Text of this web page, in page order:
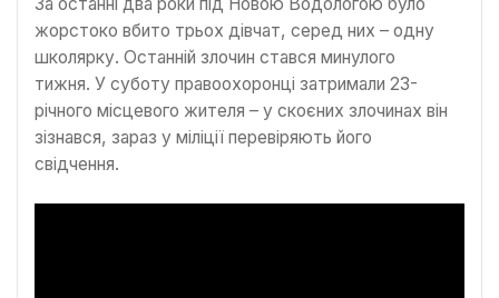
жорстоко вбито трьох дівчат, серед них – одну
школярку. Останній злочин стався минулого
тижня. У суботу правоохоронці затримали 23-
річного місцевого жителя – у скоєних злочинах він
зізнався, зараз у міліції перевіряють його
свідчення.